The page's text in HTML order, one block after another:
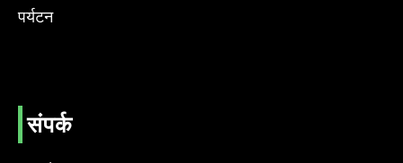
पर्यटन
संपर्क